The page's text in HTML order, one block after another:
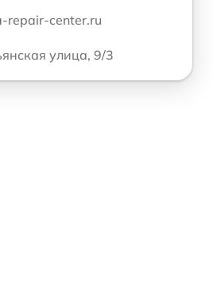
repair-center.ru
улица, 9/3